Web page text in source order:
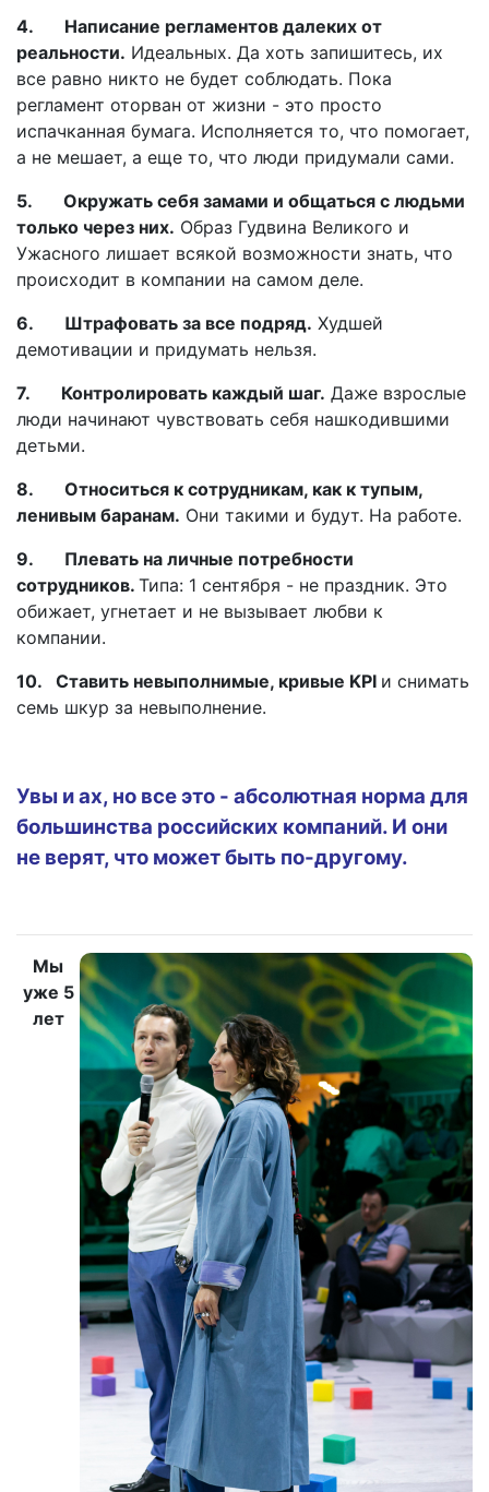
4. Написание регламентов далеких от
реальности. Идеальных. Да хоть запишитесь, их
все равно никто не будет соблюдать. Пока
регламент оторван от жизни - это просто
испачканная бумага. Исполняется то, что помогает,
а не мешает, а еще то, что люди придумали сами.
5. Окружать себя замами и общаться с людьми
только через них. Образ Гудвина Великого и
Ужасного лишает всякой возможности знать, что
происходит в компании на самом деле.
6. Штрафовать за все подряд. Худшей
демотивации и придумать нельзя.
7. Контролировать каждый шаг. Даже взрослые
люди начинают чувствовать себя нашкодившими
детьми.
8. Относиться к сотрудникам, как к тупым,
ленивым баранам. Они такими и будут. На работе.
9. Плевать на личные потребности
сотрудников. Типа: 1 сентября - не праздник. Это
обижает, угнетает и не вызывает любви к
компании.
10. Ставить невыполнимые, кривые KPI и снимать
семь шкур за невыполнение.
Увы и ах, но все это - абсолютная норма для
большинства российских компаний. И они
не верят, что может быть по-другому.
Мы
уже 5
лет